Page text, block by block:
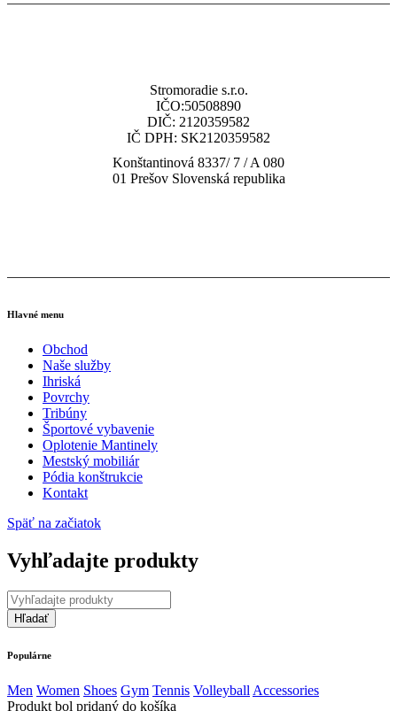
Stromoradie s.r.o.
IČO:50508890
DIČ: 2120359582
IČ DPH: SK2120359582
Konštantinová 8337/ 7 / A 080
01 Prešov Slovenská republika
Hlavné menu
Obchod
Naše služby
Ihriská
Povrchy
Tribúny
Športové vybavenie
Oplotenie Mantinely
Mestský mobiliár
Pódia konštrukcie
Kontakt
Späť na začiatok
Vyhľadajte produkty
Populárne
Men Women Shoes Gym Tennis Volleyball Accessories
Produkt bol pridaný do košíka